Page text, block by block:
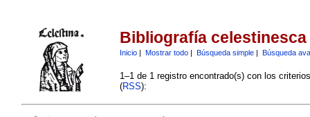
Bibliografía celestinesca
Inicio| Mostrar todo| Búsqueda simple| Búsqueda
1–1 de 1 registro encontrado(s) con los
(RSS):